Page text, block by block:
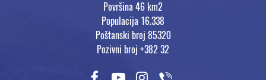
Površina 46 km2
Populacija 16.338
Poštanski broj 85320
Pozivni broj +382 32